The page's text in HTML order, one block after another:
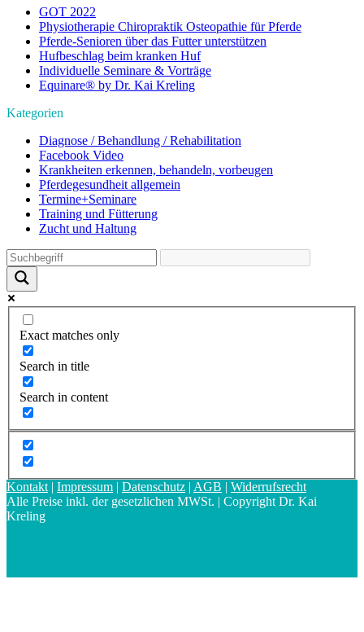
GOT 2022
Physiotherapie Chiropraktik Osteopathie für Pferde
Pferde-Senioren über das Futter unterstützen
Hufbeschlag beim kranken Huf
Individuelle Seminare & Vorträge
Equinare® by Dr. Kai Kreling
Kategorien
Diagnose / Behandlung / Rehabilitation
Facebook Video
Krankheiten erkennen, behandeln, vorbeugen
Pferdegesundheit allgemein
Termine+Seminare
Training und Fütterung
Zucht und Haltung
Exact matches only
Search in title
Search in content
Kontakt | Impressum | Datenschutz | AGB | Widerrufsrecht
Alle Preise inkl. der gesetzlichen MWSt. | Copyright Dr. Kai
Kreling